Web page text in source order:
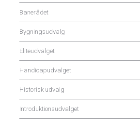
Banerådet
Bygningsudvalg
Eliteudvalget
Handicapudvalget
Historisk udvalg
Introduktionsudvalget